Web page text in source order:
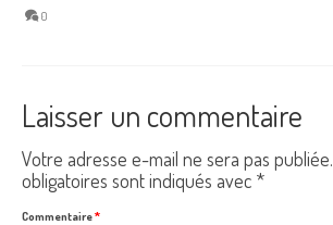
0
Laisser un commentaire
Votre adresse e-mail ne sera pas publiée.
obligatoires sont indiqués avec *
Commentaire*